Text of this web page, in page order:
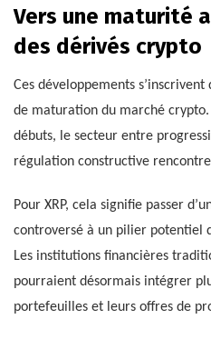
Vers une maturité
des dérivés crypto
Ces développements
de maturation du marché
débuts, le secteur entre
régulation constructive
Pour XRP, cela signifie passer
controversé à un pilier potentiel
Les institutions financières
pourraient désormais intégrer
portefeuilles et leurs offres de